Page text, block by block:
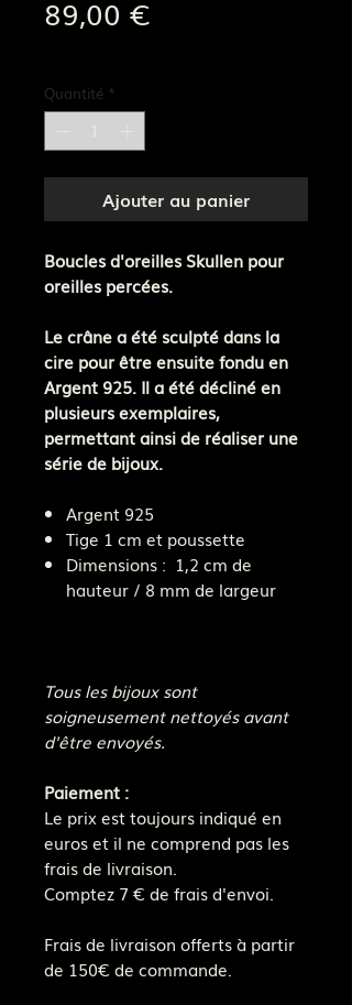
89,00 €
Quantité *
Ajouter au panier
Boucles d'oreilles Skullen pour
oreilles percées.
Le crâne a été sculpté dans la
cire pour être ensuite fondu en
Argent 925. Il a été décliné en
plusieurs exemplaires,
permettant ainsi de réaliser une
série de bijoux.
Argent 925
Tige 1 cm et poussette
Dimensions : 1,2 cm de
hauteur / 8 mm de largeur
Tous les bijoux sont
soigneusement nettoyés avant
d'être envoyés.
Paiement :
Le prix est toujours indiqué en
euros et il ne comprend pas les
frais de livraison.
Comptez 7 € de frais d'envoi.
Frais de livraison offerts à partir
de 150€ de commande.